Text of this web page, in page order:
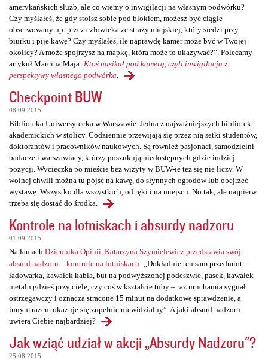
amerykańskich służb, ale co wiemy o inwigilacji na własnym podwórku?
Czy myślałeś, że gdy stoisz sobie pod blokiem, możesz być ciągle
obserwowany np. przez człowieka ze straży miejskiej, który siedzi przy
biurku i pije kawę? Czy myślałeś, ile naprawdę kamer może być w Twojej
okolicy? A może spojrzysz na mapkę, która może to ukazywać?”. Polecamy
artykuł Marcina Maja: Ktoś nasikał pod kamerą, czyli inwigilacja z
perspektywy własnego podwórka
Checkpoint BUW
08.09.2015
Biblioteka Uniwersytecka w Warszawie. Jedna z najważniejszych bibliotek
akademickich w stolicy. Codziennie przewijają się przez nią setki studentów,
doktorantów i pracowników naukowych. Są również pasjonaci, samodzielni
badacze i warszawiacy, którzy poszukują niedostępnych gdzie indziej
pozycji. Wycieczka po mieście bez wizyty w BUW-ie też się nie liczy. W
wolnej chwili można tu pójść na kawę, do słynnych ogrodów lub obejrzeć
wystawę. Wszystko dla wszystkich, od ręki i na miejscu. No tak, ale najpierw
trzeba się dostać do środka.
Kontrole na lotniskach i absurdy nadzoru
01.09.2015
Na łamach Dziennika Opinii, Katarzyna Szymielewicz przedstawia swój
absurd nadzoru – kontrole na lotniskach: „Dokładnie ten sam przedmiot –
ładowarka, kawałek kabla, but na podwyższonej podeszwie, pasek, kawałek
metalu gdzieś przy ciele, czy coś w kształcie tuby – raz uruchamia sygnał
ostrzegawczy i oznacza stracone 15 minut na dodatkowe sprawdzenie, a
innym razem okazuje się zupełnie niewidzialny”. A jaki absurd nadzoru
uwiera Ciebie najbardziej?
Jak wziąć udział w akcji „Absurdy Nadzoru"?
25.08.2015